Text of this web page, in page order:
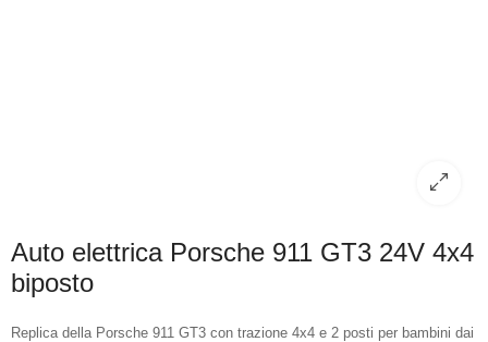
Auto elettrica Porsche 911 GT3 24V 4x4
biposto
Replica della Porsche 911 GT3 con trazione 4x4 e 2 posti per bambini dai